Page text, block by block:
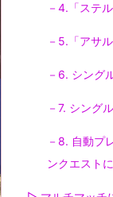
－4.「ステ
－5.「アサ
－6. シング
－7. シング
－8. 自動プ
ンクエスト